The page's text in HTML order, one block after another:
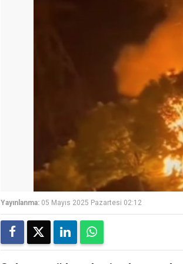
Yayınlanma: 05 Mayıs 2025 Pazartesi 02:12